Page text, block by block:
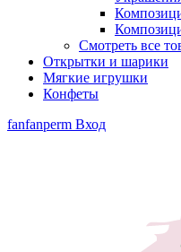
Смотреть все
Открытки и шарики
Мягкие игрушки
Конфеты
fanfanperm Вход